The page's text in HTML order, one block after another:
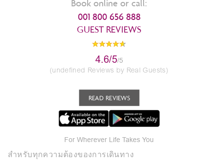
Book online or call:
001 800 656 888
GUEST REVIEWS
4.6/5/5
(undefined Reviews by Real Guests)
READ REVIEWS
For Wherever Life Takes You
สำหรับทุกความต้องของการเดินทาง